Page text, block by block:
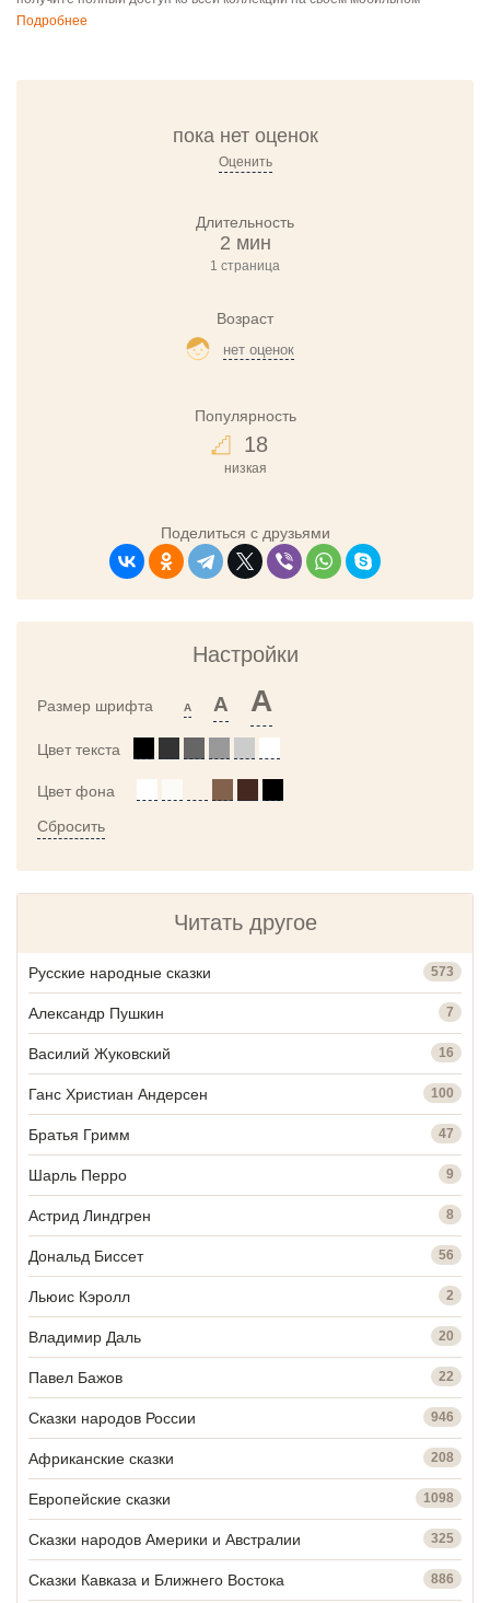
Подробнее
пока нет оценок
Оценить
Длительность
2 мин
1 страница
Возраст
нет оценок
Популярность
18
низкая
Поделиться с друзьями
Настройки
Размер шрифта A A A
Цвет текста
Цвет фона
Сбросить
Читать другое
Русские народные сказки 573
Александр Пушкин 7
Василий Жуковский 16
Ганс Христиан Андерсен 100
Братья Гримм 47
Шарль Перро 9
Астрид Линдгрен 8
Дональд Биссет 56
Льюис Кэролл 2
Владимир Даль 20
Павел Бажов 22
Сказки народов России 946
Африканские сказки 208
Европейские сказки 1098
Сказки народов Америки и Австралии 325
Сказки Кавказа и Ближнего Востока 886